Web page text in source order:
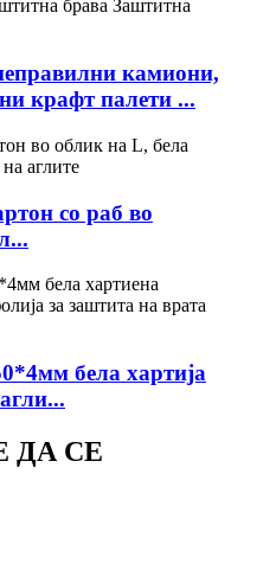
камиони,
крафт палети ...
со раб во
бела хартија
ДА СЕ